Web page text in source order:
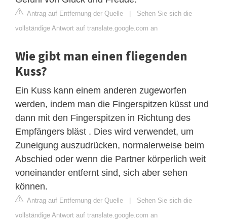
Antrag auf Entfernung der Quelle | Sehen Sie sich die
vollständige Antwort auf translate.google.com an
Wie gibt man einen fliegenden
Kuss?
Ein Kuss kann einem anderen zugeworfen
werden, indem man die Fingerspitzen küsst und
dann mit den Fingerspitzen in Richtung des
Empfängers bläst . Dies wird verwendet, um
Zuneigung auszudrücken, normalerweise beim
Abschied oder wenn die Partner körperlich weit
voneinander entfernt sind, sich aber sehen
können.
Antrag auf Entfernung der Quelle | Sehen Sie sich die
vollständige Antwort auf translate.google.com an